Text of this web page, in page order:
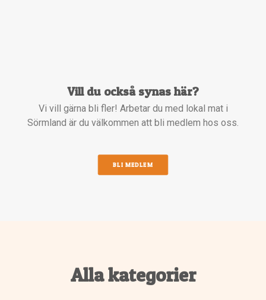
Vill du också synas här?
Vi vill gärna bli fler! Arbetar du med lokal mat i
Sörmland är du välkommen att bli medlem hos oss.
BLI MEDLEM
Alla kategorier